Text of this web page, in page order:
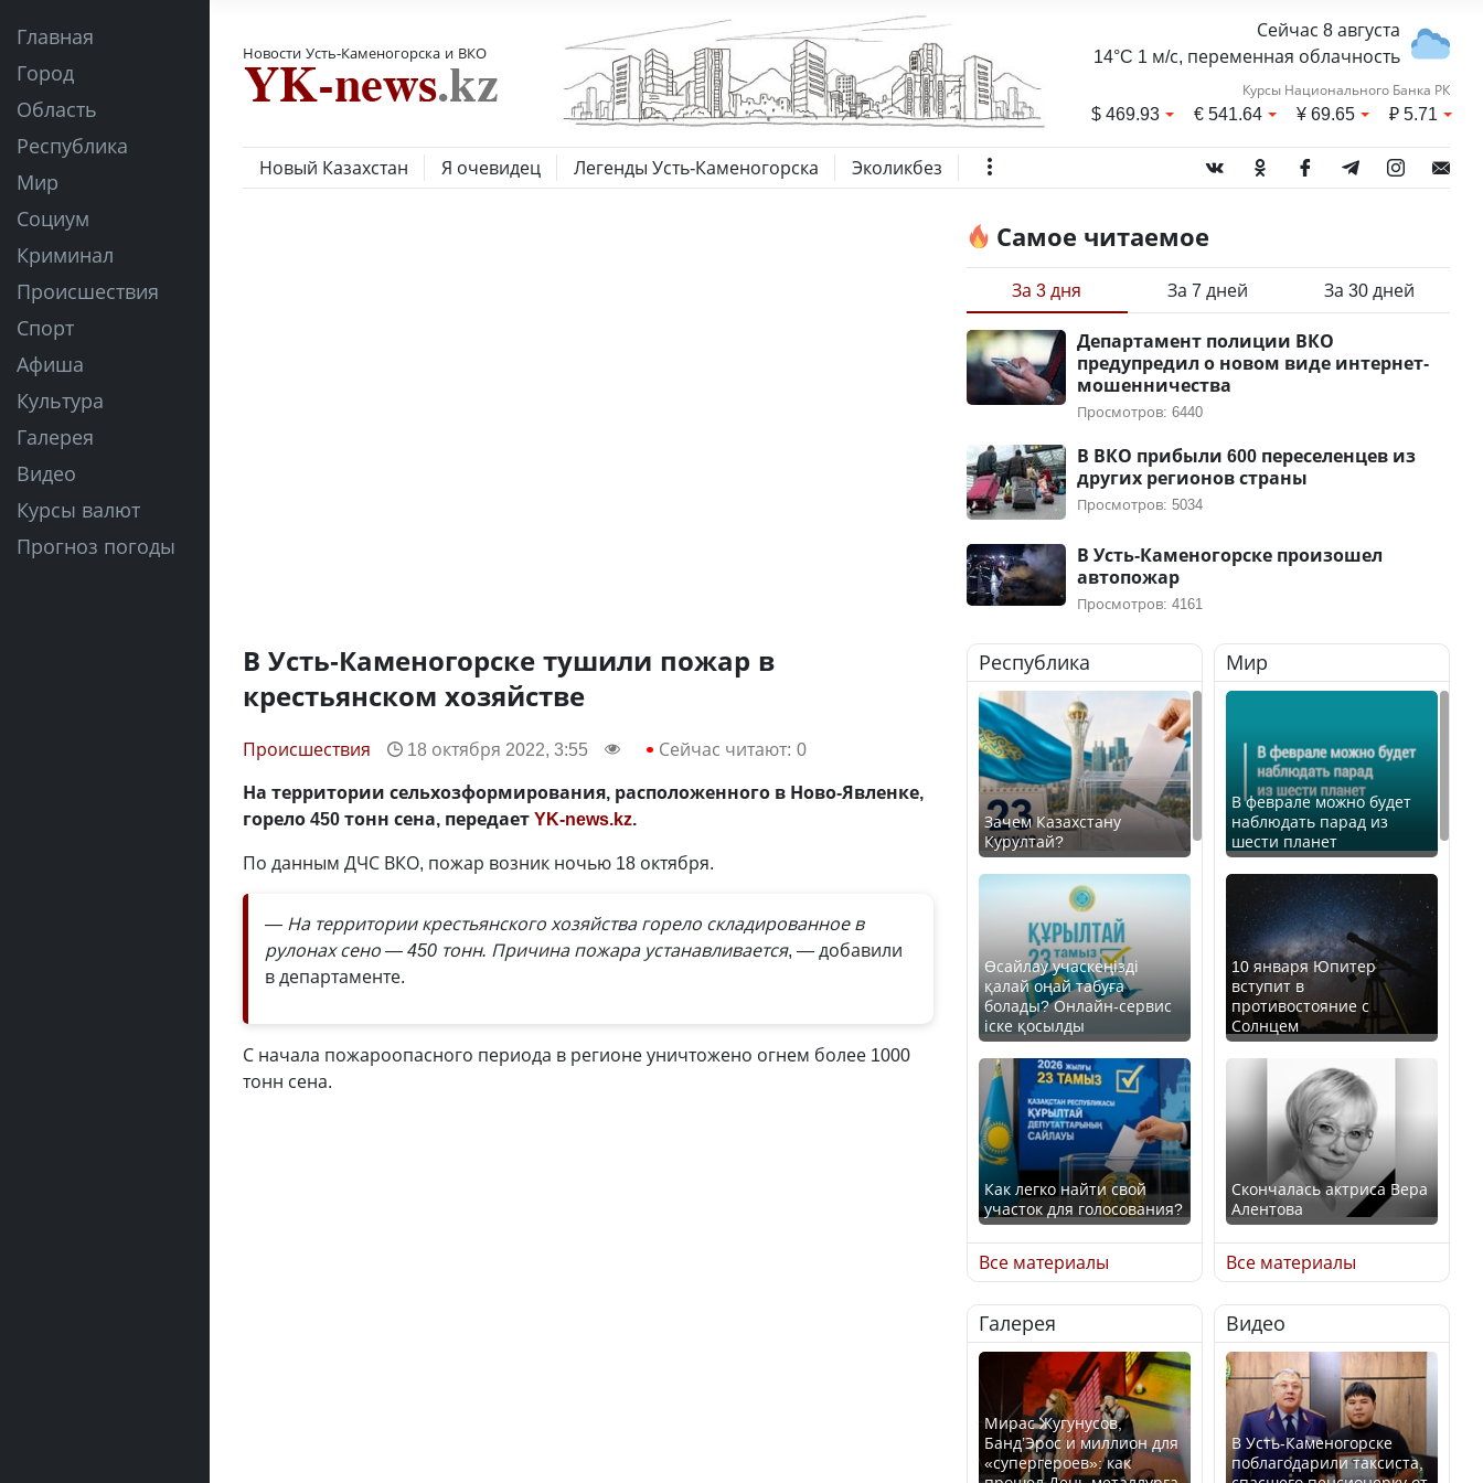
Главная
Город
Область
Республика
Мир
Социум
Криминал
Происшествия
Спорт
Афиша
Культура
Галерея
Видео
Курсы валют
Прогноз погоды
Новости Усть-Каменогорска и ВКО
Сейчас 8 августа
14°C 1 м/с, переменная облачность
Курсы Национального Банка РК
$469.93 €541.64 ¥69.65 ₽5.71
Новый Казахстан Я очевидец Легенды Усть-Каменогорска Эколикбез
В Усть-Каменогорске тушили пожар в
крестьянском хозяйстве
Происшествия 18 октября 2022, 3:55 Сейчас читают: 0
На территории сельхозформирования, расположенного в Ново-Явленке,
горело 450 тонн сена, передаетYK-news.kz.
По данным ДЧС ВКО, пожар возник ночью 18 октября.
— На территории крестьянского хозяйства горело складированное в
рулонах сено — 450 тонн. Причина пожара устанавливается, — добавили
в департаменте.
С начала пожароопасного периода в регионе уничтожено огнем более 1000
тонн сена.
Самое читаемое
За 3 дня За 7 дней За 30 дней
Департамент полиции ВКО
предупредил о новом виде интернет-
мошенничества
Просмотров: 6440
В ВКО прибыли 600 переселенцев из
других регионов страны
Просмотров: 5034
В Усть-Каменогорске произошел
автопожар
Просмотров: 4161
Республика
Зачем Казахстану
Курултай?
Өсайлау учаскеңізді
қалай оңай табуға
болады? Онлайн-сервис
іске қосылды
Как легко найти свой
участок для голосования?
Минтруда назвало
отрасли с самыми
высокими зарплатными
предложениями
Все материалы
Мир
В феврале можно будет
наблюдать парад из
шести планет
10 января Юпитер
вступит в
противостояние с
Солнцем
Скончалась актриса Вера
Алентова
В РФ вынесен заочный
приговор по уголовному
делу об убийстве Игоря
Талькова
Все материалы
Галерея
Мирас Жугунусов,
Банд’Эрос и миллион для
«супергероев»: как
Видео
В Усть-Каменогорске
поблагодарили таксиста,